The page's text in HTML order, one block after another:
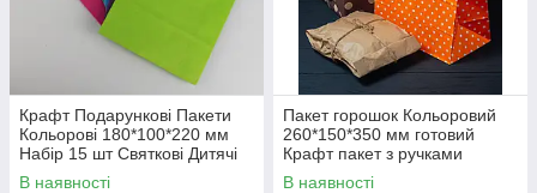
Крафт Подарункові Пакети
Кольорові 180*100*220 мм
Набір 15 шт Святкові Дитячі
Подарункові Пакети Яскраві
В наявності
Пакет горошок Кольоровий
260*150*350 мм готовий
Крафт пакет з ручками
святковий дитячий
В наявності